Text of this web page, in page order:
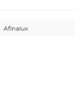
Afinalux